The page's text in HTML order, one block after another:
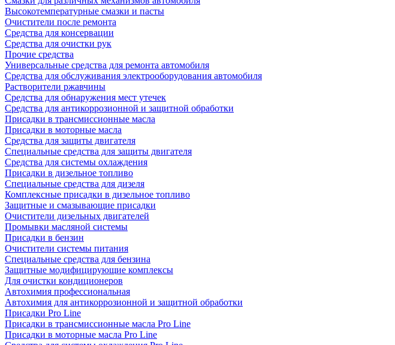
Высокотемпературные смазки и пасты
Очистители после ремонта
Средства для консервации
Средства для очистки рук
Прочие средства
Универсальные средства для ремонта автомобиля
Средства для обслуживания электрооборудования автомобиля
Растворители ржавчины
Средства для обнаружения мест утечек
Средства для антикоррозионной и защитной обработки
Присадки в трансмиссионные масла
Присадки в моторные масла
Средства для защиты двигателя
Специальныe средства для защиты двигателя
Средства для системы охлаждения
Присадки в дизельное топливо
Спeциальные средства для дизеля
Комплексные присадки в дизельное топливо
Защитные и смазывающие присадки
Очистители дизельных двигателей
Промывки масляной системы
Присадки в бензин
Очистители системы питания
Специальные срeдства для бензина
Защитные модифицирующие комплексы
Для очистки кондиционеров
Автохимия профессиональная
Автохимия для антикоррозионной и защитной обработки
Присадки Pro Line
Присадки в трансмиссионные масла Pro Line
Присадки в моторные масла Pro Line